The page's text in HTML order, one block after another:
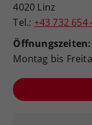
4020 Linz
Tel.: +43 732 654
Öffnungszeiten:
Montag bis